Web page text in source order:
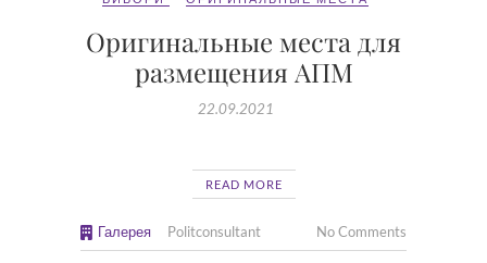
Оригинальные места для
размещения АПМ
22.09.2021
READ MORE
Галерея Politconsultant No Comments